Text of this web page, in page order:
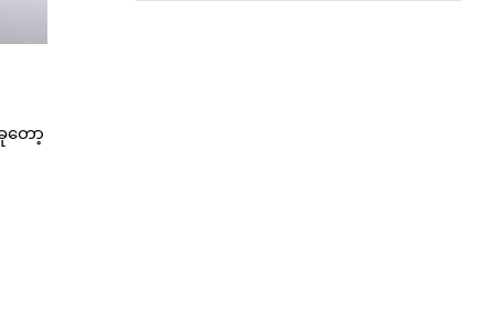
တော့